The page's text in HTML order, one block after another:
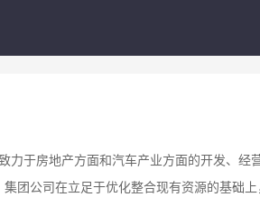
力于房地产方面和汽车产业方面的开发、经
团公司在立足于优化整合现有资源的基础